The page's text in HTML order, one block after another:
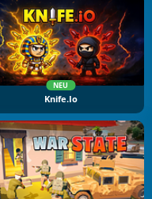
NEU
Knife.io